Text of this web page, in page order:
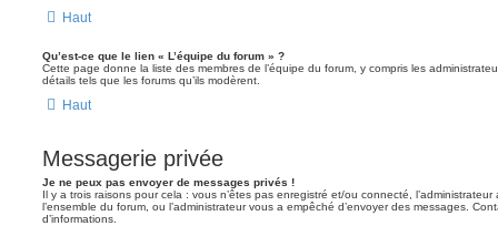
Haut
Qu’est-ce que le lien « L’équipe du forum » ?
Cette page donne la liste des membres de l’équipe du forum, y compris les
détails tels que les forums qu’ils modèrent.
Haut
Messagerie privée
Je ne peux pas envoyer de messages privés !
Il y a trois raisons pour cela : vous n’êtes pas enregistré et/ou connecté,
l’ensemble du forum, ou l’administrateur vous a empêché d’envoyer des messages.
d’informations.